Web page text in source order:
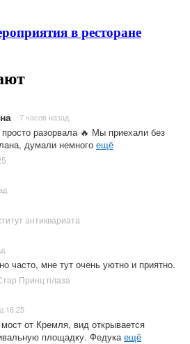
в ресторане
7 часов назад
разорвала 🔥 Мы приехали без
думали немного ещё
антиквариата
часто, мне тут очень уютно и приятно.
Принц плаза
16:25
от Кремля, вид открывается
площадку. Федукаещё